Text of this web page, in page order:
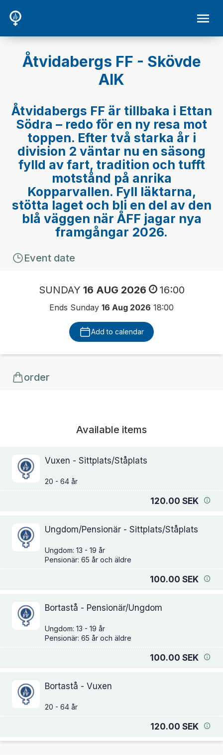
Åtvidabergs FF - Skövde
AIK
Åtvidabergs FF är tillbaka i Ettan
Södra – redo för en ny resa mot
toppen. Efter två starka år i
division 2 väntar nu en säsong
fylld av fart, tradition och tufft
motstånd på anrika
Kopparvallen. Fyll läktarna,
stötta laget och bli en del av den
blå väggen när ÅFF jagar nya
framgångar 2026.
Event date
SUNDAY 16 AUG 2026 16:00
Ends Sunday 16 Aug 2026 18:00
Add to calendar
order
Available items
Vuxen - Sittplats/Ståplats
120.00 SEK
Ungdom/Pensionär - Sittplats/Ståplats
Ungdom: 13 - 19 år
100.00 SEK
Bortastå - Pensionär/Ungdom
Ungdom: 13 - 19 år
100.00 SEK
Bortastå - Vuxen
120.00 SEK